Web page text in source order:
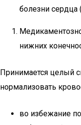
болезни сердца
нижних
Принимается целый
нормализовать
во избежание